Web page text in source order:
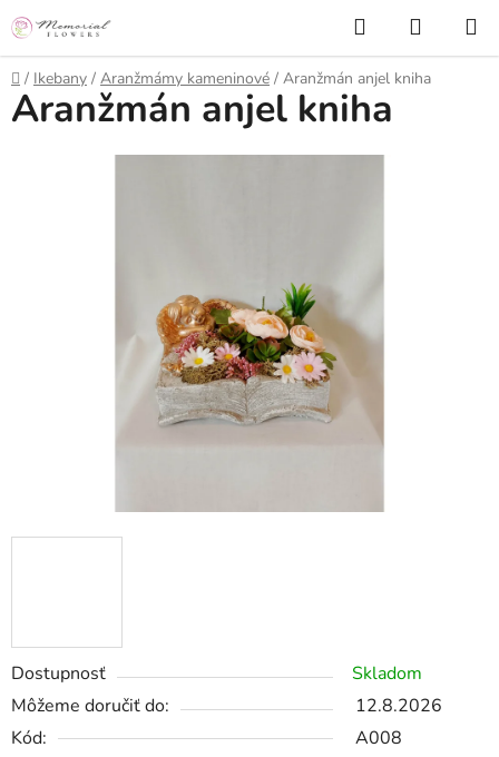
Prejsť
na
obsah
Hľadať
KOŠÍK
Domov
/ Ikebany / Aranžmámy kameninové / Aranžmán anjel kniha
Dostupnosť
Skladom
Môžeme doručiť do:
12.8.2026
Kód:
A008
Aranžmán anjel kniha